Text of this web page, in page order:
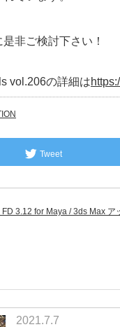
非ご検討下さい！
vol.206の詳細は
Tweet
FD 3.12 for Maya / 3ds Max ア
2021.7.7